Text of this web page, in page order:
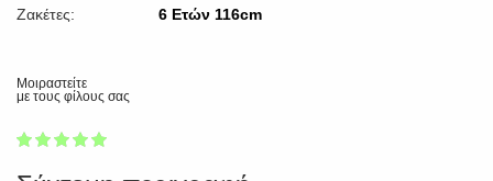
Ζακέτες: 6 Ετών 116cm
Μοιραστείτε
με τους φίλους σας
1
2
3
4
5